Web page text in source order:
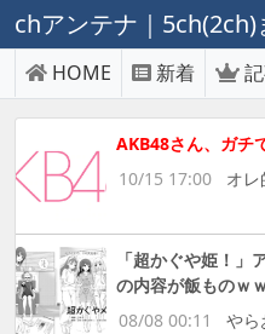
chアンテナ｜5ch(2ch)
HOME 新着
AKB48さん、ガチ
10/15 17:00
オ
「超かぐや姫！」
の内容が飯ものｗ
08/08 00:11
やら